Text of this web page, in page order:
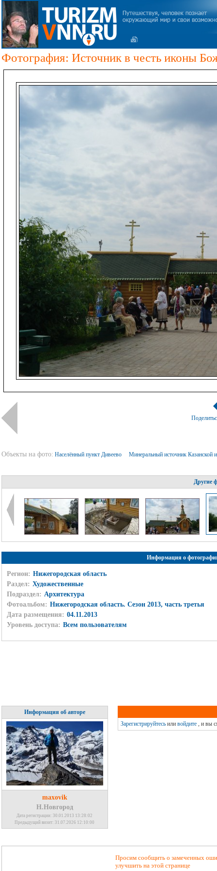
Фотография: Источник в честь иконы
Объекты на фото: Населённый пункт Дивеево Минеральный источник
Другие
Информация о
Регион: Нижегородская область
Раздел: Художественные
Подраздел: Архитектура
Фотоальбом: Нижегородская область. Сезон 2013, часть третья
Дата размещения: 04.11.2013
Уровень доступа: Всем пользователям
Информация об авторе
maxovik
Н.Новгород
Дата регистрации: 30.01.2013 13:28:02
Предыдущий визит: 31.07.2026 12:10:00
Зарегистрируйтесьили войдите, и вы
Просим сообщить о замеченных
улучшить на этой странице